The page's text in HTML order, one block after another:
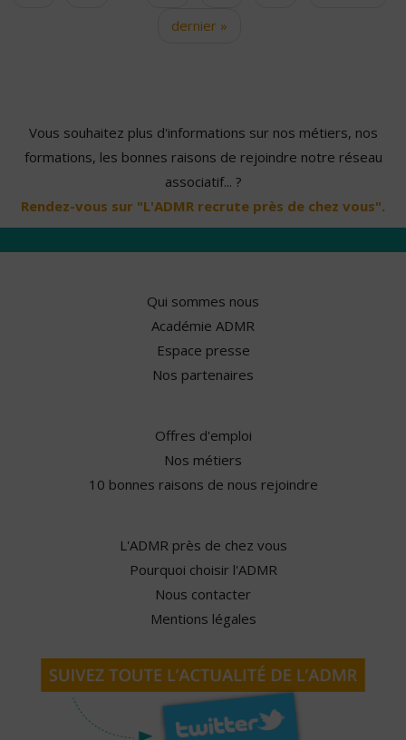
dernier »
Vous souhaitez plus d'informations sur nos métiers, nos
formations, les bonnes raisons de rejoindre notre réseau
associatif... ?
Rendez-vous sur "L'ADMR recrute près de chez vous".
Qui sommes nous
Académie ADMR
Espace presse
Nos partenaires
Offres d'emploi
Nos métiers
10 bonnes raisons de nous rejoindre
L'ADMR près de chez vous
Pourquoi choisir l'ADMR
Nous contacter
Mentions légales